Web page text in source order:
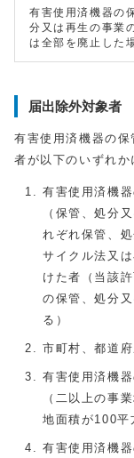
有害使用済機器の
分又は再生の事業
は全部を廃止した
届出除外対象者
有害使用済機器の
者が以下のいずれか
有害使用済機
（保管、処分
れぞれ保管、
サイクル法又
けた者（当該
の保管、処分
る）
市町村、都道府
有害使用済機
（二以上の事
地面積が100平
有害使用済機